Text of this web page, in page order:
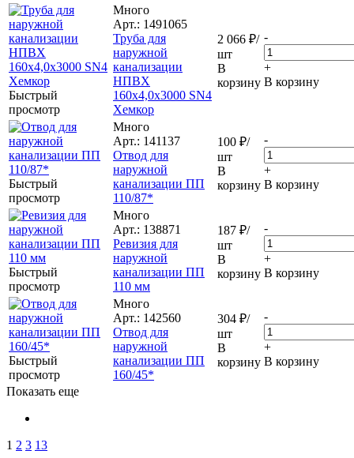
Быстрый
просмотр
Много
Арт.: 1491065
Труба для
наружной
канализации
НПВХ
160x4,0x3000 SN4
Хемкор
2 066 ₽/
шт
В
корзину
-
+
В корзину
Быстрый
просмотр
Много
Арт.: 141137
Отвод для
наружной
канализации ПП
110/87*
100 ₽/
шт
В
корзину
-
+
В корзину
Быстрый
просмотр
Много
Арт.: 138871
Ревизия для
наружной
канализации ПП
110 мм
187 ₽/
шт
В
корзину
-
+
В корзину
Быстрый
просмотр
Много
Арт.: 142560
Отвод для
наружной
канализации ПП
160/45*
304 ₽/
шт
В
корзину
-
+
В корзину
Показать еще
1 2 3 13